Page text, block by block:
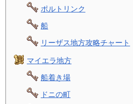
ポルトリンク
船
リーザス地方攻略チャート
マイエラ地方
船着き場
ドニの町